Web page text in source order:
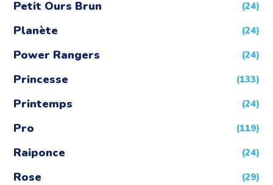
Petit Ours Brun (24)
Planète (24)
Power Rangers (24)
Princesse (133)
Printemps (24)
Pro (119)
Raiponce (24)
Rose (29)